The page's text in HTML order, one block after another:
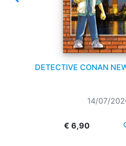
DETECTIVE CONAN
14/07/
€ 6,90